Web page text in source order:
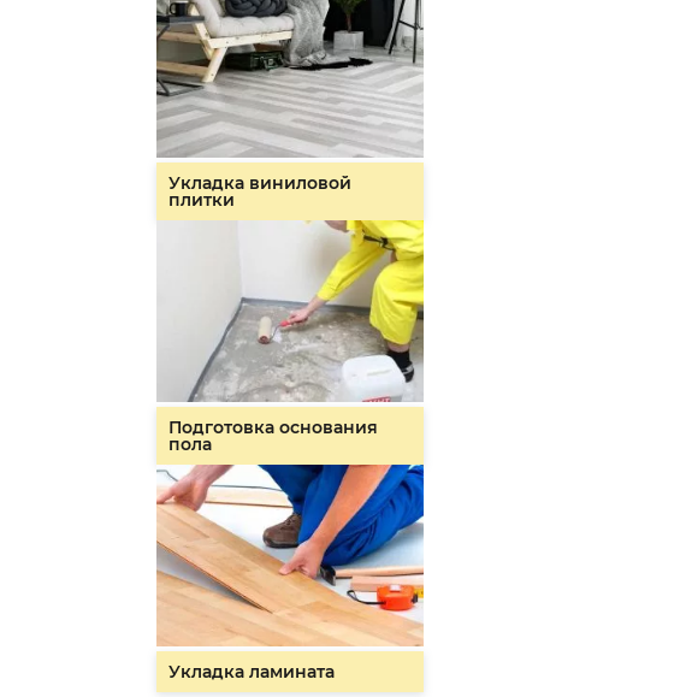
Укладка виниловой
плитки
Подготовка основания
пола
Укладка ламината